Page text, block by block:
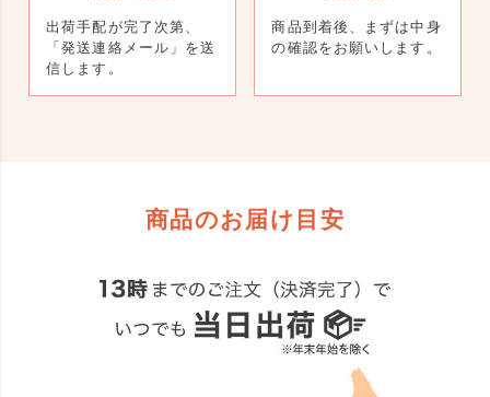
出荷手配が完了次第、
「発送連絡メール」を送
信します。
商品到着後、まずは中身
の確認をお願いします。
商品のお届け目安